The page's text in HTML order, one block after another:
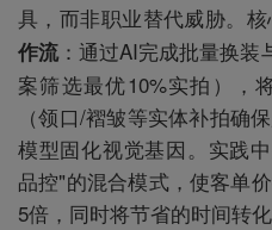
具，而非职业替代威胁。
作流：通过AI完成批量换装
案筛选最优10%实拍），
（领口/褶皱等实体补拍确
模型固化视觉基因。实践
品控"的混合模式，使客单
5倍，同时将节省的时间转